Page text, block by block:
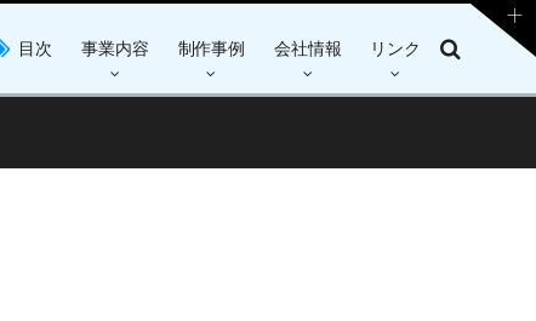
目次 事業内容 制作事例 会社情報 リンク